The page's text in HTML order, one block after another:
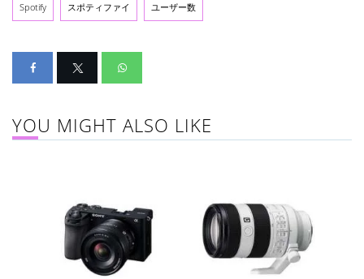
Spotify スポティファイ ユーザー数
YOU MIGHT ALSO LIKE